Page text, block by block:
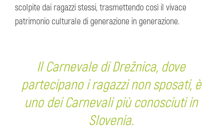
scolpite dai ragazzi stessi, trasmettendo così il vivace
patrimonio culturale di generazione in generazione.
Il Carnevale di Drežnica, dove
partecipano i ragazzi non sposati, è
uno dei Carnevali più conosciuti in
Slovenia.